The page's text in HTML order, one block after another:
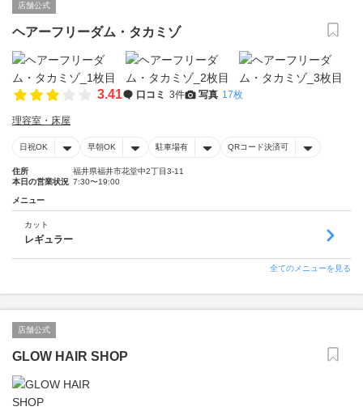
店舗公式
ヘアーフリーダム・タカミゾ
3.41 口コミ 3件 写真 17枚
理容室・床屋
日祝OK 早朝OK 駐車場有 QRコード決済可
住所
福井県福井市花堂中2丁目3-11
本日の営業状況 7:30〜19:00
メニュー
カット
レギュラー
全てのメニューを見る
店舗公式
GLOW HAIR SHOP